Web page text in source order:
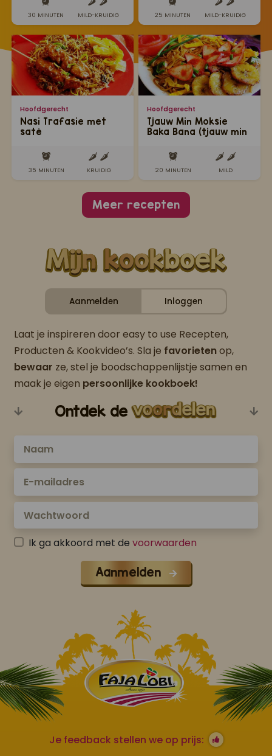
30 MINUTEN MILD-KRUIDIG
Hoofdgerecht
Nasi Trafasie met
saté
35 MINUTEN KRUIDIG
25 MINUTEN MILD-KRUIDIG
Hoofdgerecht
Tjauw Min Moksie
Baka Bana (tjauw min
gebakken banaan)
20 MINUTEN MILD
Meer recepten
Aanmelden Inloggen
Laat je inspireren door easy to use Recepten,
Producten & Kookvideo’s. Sla je favorietenop,
bewaar ze, stel je boodschappenlijstje samen en
maak je eigen persoonlijke kookboek!
Ontdek de
Ik ga akkoord met de voorwaarden
Aanmelden
Je feedback stellen we op prijs: